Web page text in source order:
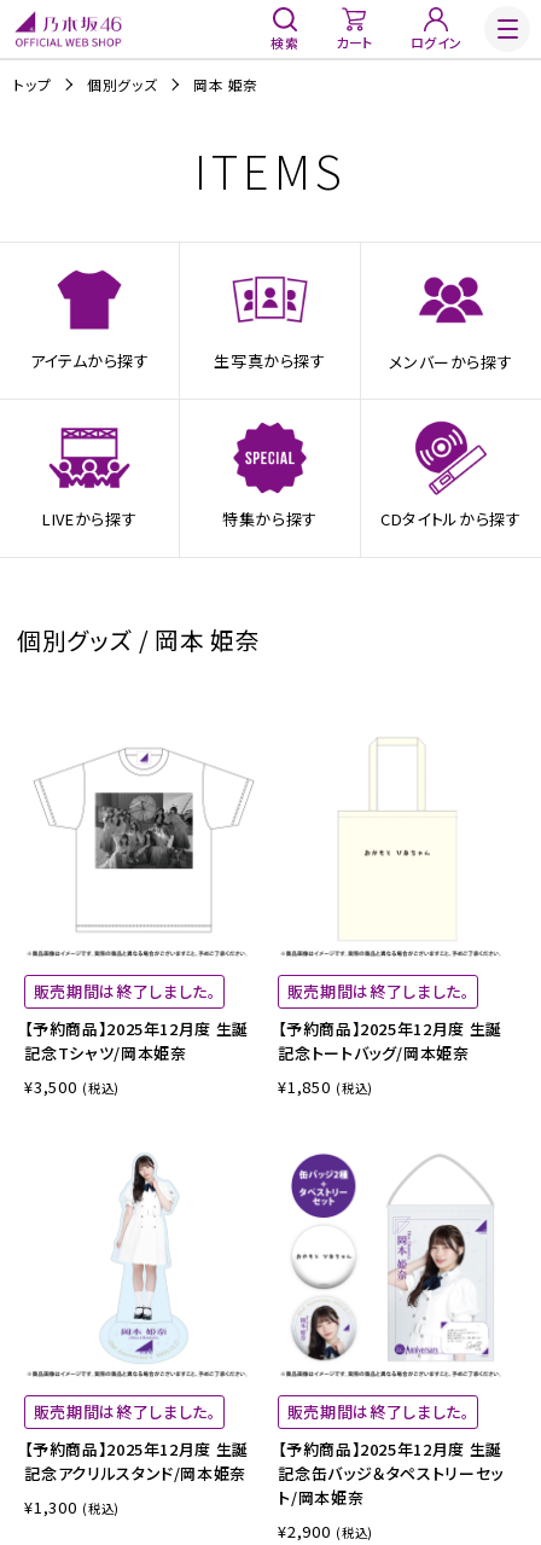
検索 カート ログイン
トップ 個別グッズ 岡本 姫奈
ITEMS
アイテムから探す 生写真から探す メンバーから探す
LIVEから探す 特集から探す CDタイトルから探す
個別グッズ / 岡本 姫奈
販売期間は終了しました。
【予約商品】2025年12月度 生誕
記念Tシャツ/岡本姫奈
¥3,500 (税込)
販売期間は終了しました。
【予約商品】2025年12月度 生誕
記念トートバッグ/岡本姫奈
¥1,850 (税込)
販売期間は終了しました。
【予約商品】2025年12月度 生誕
記念アクリルスタンド/岡本姫奈
¥1,300 (税込)
販売期間は終了しました。
【予約商品】2025年12月度 生誕
記念缶バッジ＆タペストリーセッ
ト/岡本姫奈
¥2,900 (税込)